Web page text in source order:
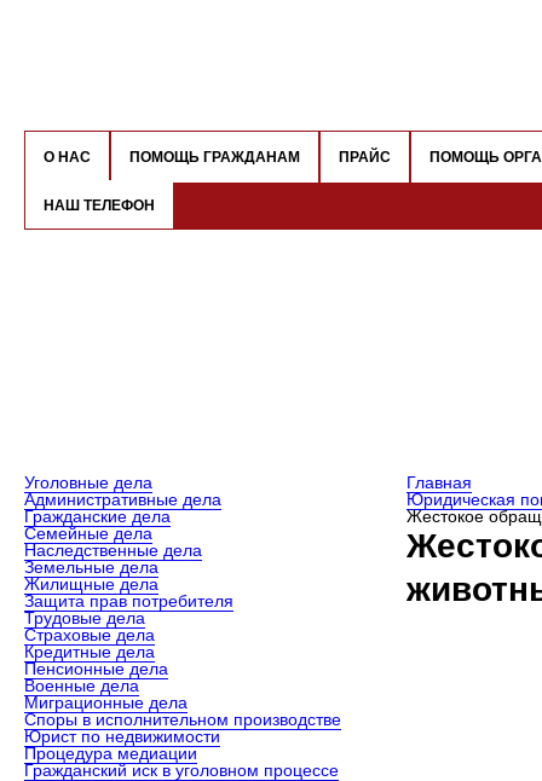
О НАС ПОМОЩЬ ГРАЖДАНАМ ПРАЙС ПОМОЩЬ
НАШ ТЕЛЕФОН
Уголовные дела
Административные дела
Гражданские дела
Семейные дела
Наследственные дела
Земельные дела
Жилищные дела
Защита прав потребителя
Трудовые дела
Страховые дела
Кредитные дела
Пенсионные дела
Военные дела
Миграционные дела
Споры в исполнительном производстве
Юрист по недвижимости
Процедура медиации
Гражданский иск в уголовном процессе
Главная
Юридическая
Жестокое